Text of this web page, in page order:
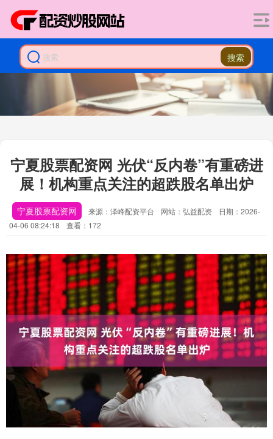
搜索
宁夏股票配资网 光伏“反内卷”有重磅进
展！机构重点关注的超跌股名单出炉
宁夏股票配资网 来源：泽峰配资平台 网站：弘益配资
日期：2026-
04-06 08:24:18
查看：172